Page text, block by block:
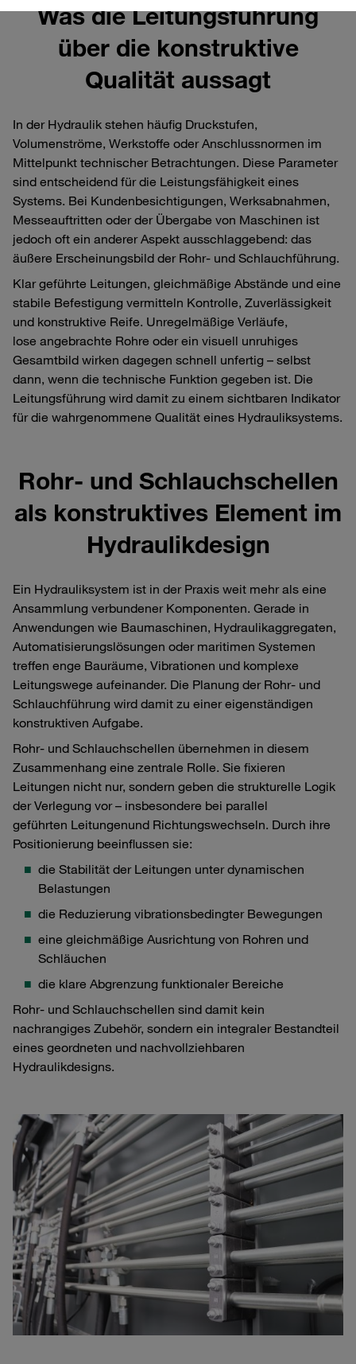
Was die Leitungsführung
über die konstruktive
Qualität aussagt
In der Hydraulik stehen häufig Druckstufen,
Volumenströme, Werkstoffe oder Anschlussnormen im
Mittelpunkt technischer Betrachtungen. Diese Parameter
sind entscheidend für die Leistungsfähigkeit eines
Systems. Bei Kundenbesichtigungen, Werksabnahmen,
Messeauftritten oder der Übergabe von Maschinen ist
jedoch oft ein anderer Aspekt ausschlaggebend: das
äußere Erscheinungsbild der Rohr‑ und Schlauchführung.
Klar geführte Leitungen, gleichmäßige Abstände und eine
stabile Befestigung vermitteln Kontrolle, Zuverlässigkeit
und konstruktive Reife. Unregelmäßige Verläufe,
lose angebrachte Rohre oder ein visuell unruhiges
Gesamtbild wirken dagegen schnell unfertig – selbst
dann, wenn die technische Funktion gegeben ist. Die
Leitungsführung wird damit zu einem sichtbaren Indikator
für die wahrgenommene Qualität eines Hydrauliksystems.
Rohr‑ und Schlauchschellen
als konstruktives Element im
Hydraulikdesign
Ein Hydrauliksystem ist in der Praxis weit mehr als eine
Ansammlung verbundener Komponenten. Gerade in
Anwendungen wie Baumaschinen, Hydraulikaggregaten,
Automatisierungslösungen oder maritimen Systemen
treffen enge Bauräume, Vibrationen und komplexe
Leitungswege aufeinander. Die Planung der Rohr‑ und
Schlauchführung wird damit zu einer eigenständigen
konstruktiven Aufgabe.
Rohr‑ und Schlauchschellen übernehmen in diesem
Zusammenhang eine zentrale Rolle. Sie fixieren
Leitungen nicht nur, sondern geben die strukturelle Logik
der Verlegung vor – insbesondere bei parallel
geführten Leitungenund Richtungswechseln. Durch ihre
Positionierung beeinflussen sie:
die Stabilität der Leitungen unter dynamischen
Belastungen
die Reduzierung vibrationsbedingter Bewegungen
eine gleichmäßige Ausrichtung von Rohren und
Schläuchen
die klare Abgrenzung funktionaler Bereiche
Rohr‑ und Schlauchschellen sind damit kein
nachrangiges Zubehör, sondern ein integraler Bestandteil
eines geordneten und nachvollziehbaren
Hydraulikdesigns.